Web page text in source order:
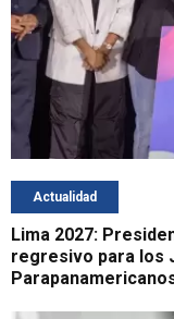
Actualidad
Lima 2027:
regresivo para los